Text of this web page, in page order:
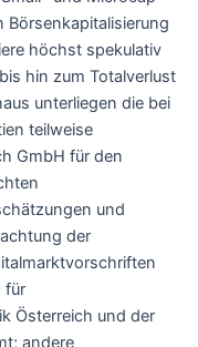
Börsenkapitalisierung
höchst spekulativ
hin zum Totalverlust
unterliegen die bei
teilweise
GmbH für den
und
der
für
Österreich und der
andere